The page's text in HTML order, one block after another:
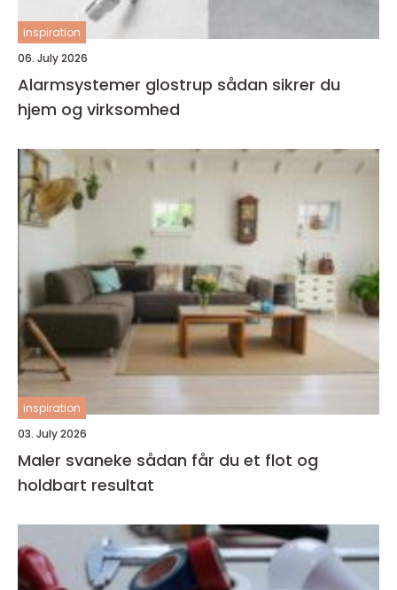
inspiration
06. July 2026
Alarmsystemer glostrup sådan sikrer du
hjem og virksomhed
inspiration
03. July 2026
Maler svaneke sådan får du et flot og
holdbart resultat